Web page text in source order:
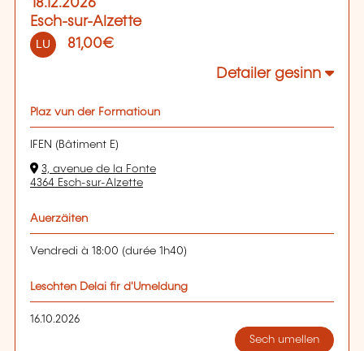
18.12.2026
Esch-sur-Alzette
LU 81,00€
Detailer gesinn
Plaz vun der Formatioun
IFEN (Bâtiment E)
3, avenue de la Fonte
4364 Esch-sur-Alzette
Auerzäiten
Vendredi à 18:00 (durée 1h40)
Leschten Delai fir d'Umeldung
16.10.2026
Sech umellen